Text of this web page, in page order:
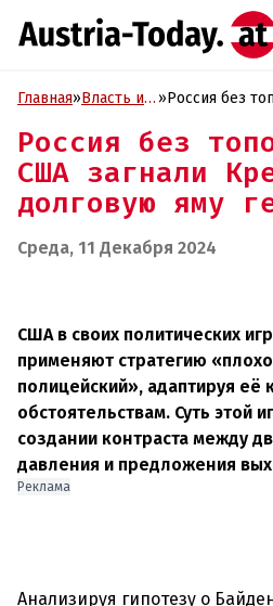
Главная»Власть и
»Россия без
Россия без
США загнали
долговую яму
Среда, 11 Декабря 2024
США в своих политических
применяют стратегию
полицейский», адаптируя её
обстоятельствам. Суть этой
создании контраста между
давления и предложения
Реклама
Анализируя гипотезу о